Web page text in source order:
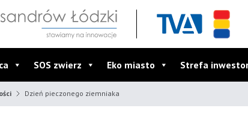
SOS zwierz Eko miasto Strefa
Dzień pieczonego ziemniaka